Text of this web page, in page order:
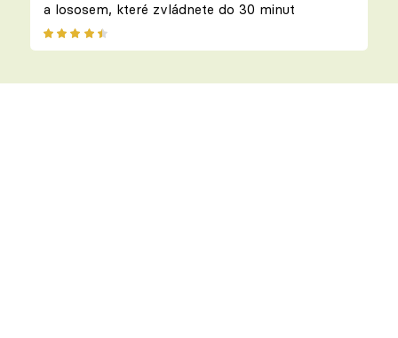
a lososem, které zvládnete do 30 minut